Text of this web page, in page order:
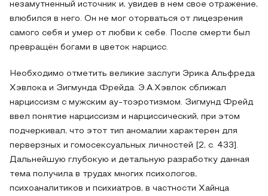
незамутненный источник и, увидев в нем свое отражение,
влюбился в него. Он не мог оторваться от лицезрения
самого себя и умер от любви к себе. После смерти был
превращён богами в цветок нарцисс.
Необходимо отметить великие заслуги Эрика Альфреда
Хэвлока и Зигмунда Фрейда. Э.А.Хэвлок сближал
нарциссизм с мужским ау-тоэротизмом. Зигмунд Фрейд
ввел понятие нарциссизм и нарциссический, при этом
подчеркивал, что этот тип аномалии характерен для
перверзных и гомосексуальных личностей [2, c. 433].
Дальнейшую глубокую и детальную разработку данная
тема получила в трудах многих психологов,
психоаналитиков и психиатров, в частности Хайнца